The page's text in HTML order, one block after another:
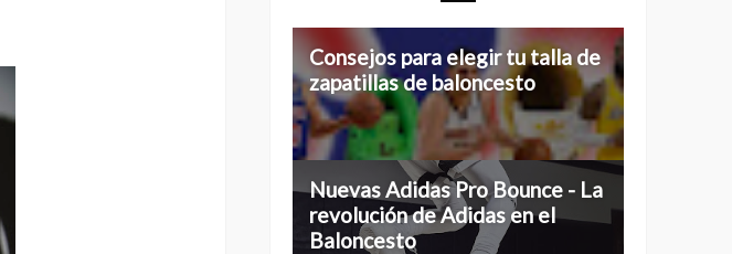
Consejos para elegir tu talla de
zapatillas de baloncesto
Nuevas Adidas Pro Bounce - La
revolución de Adidas en el
Baloncesto